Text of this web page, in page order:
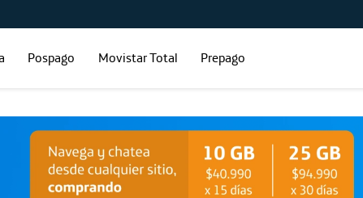
Pospago Movistar Total Prepago